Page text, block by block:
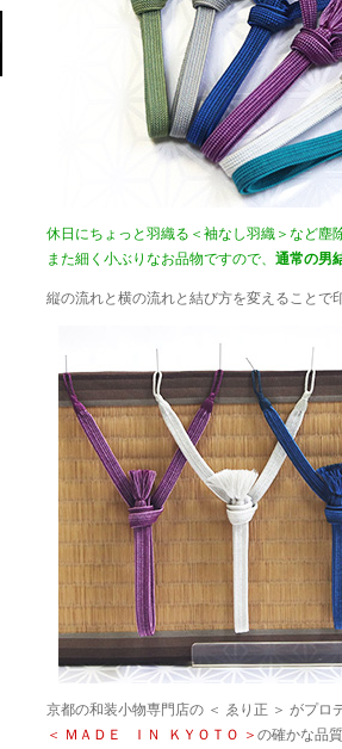
休日にちょっと羽織る＜袖なし羽織＞など塵
また細く小ぶりなお品物ですので、 通常の男
縦の流れと横の流れと結び方を変えることで
京都の和装小物専門店の ＜ ゑり正 ＞ がプロ
＜ ＭＡＤＥ ＩＮ ＫＹＯＴＯ ＞ の確かな品